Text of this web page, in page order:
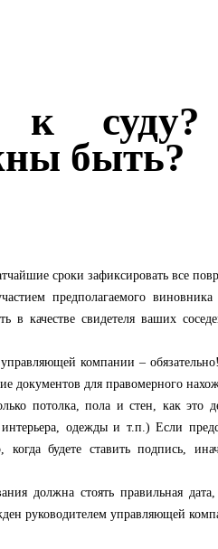
к
быть?
сроки зафиксировать все
предполагаемого виновника
в качестве свидетеля ваших
компании –
документов для правомерного
потолка, пола и стен, как это
одежды и т.п.) Если
когда будете ставить подпись,
должна стоять правильная
руководителем управляющей